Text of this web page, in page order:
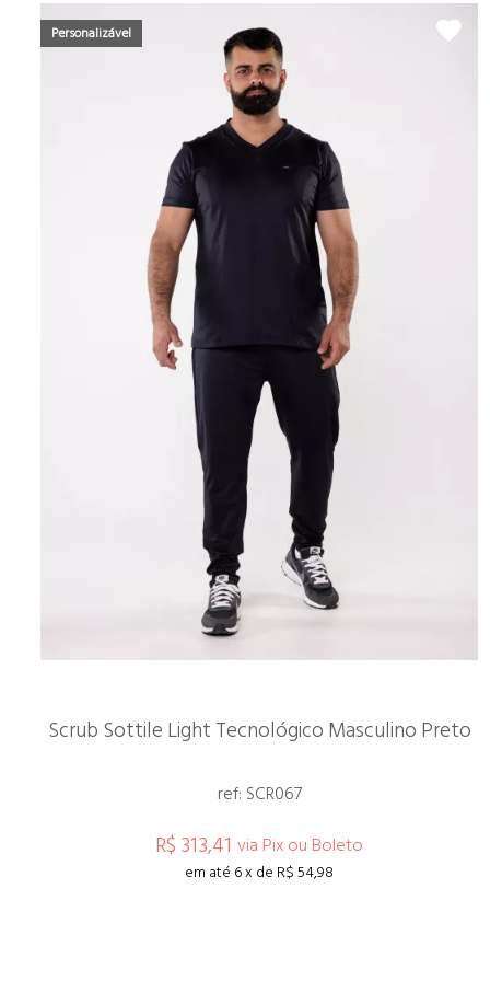
Personalizável
Scrub Sottile Light Tecnológico Masculino Preto
ref: SCR067
R$ 313,41 via Pix ou Boleto
em até 6 x de R$ 54,98